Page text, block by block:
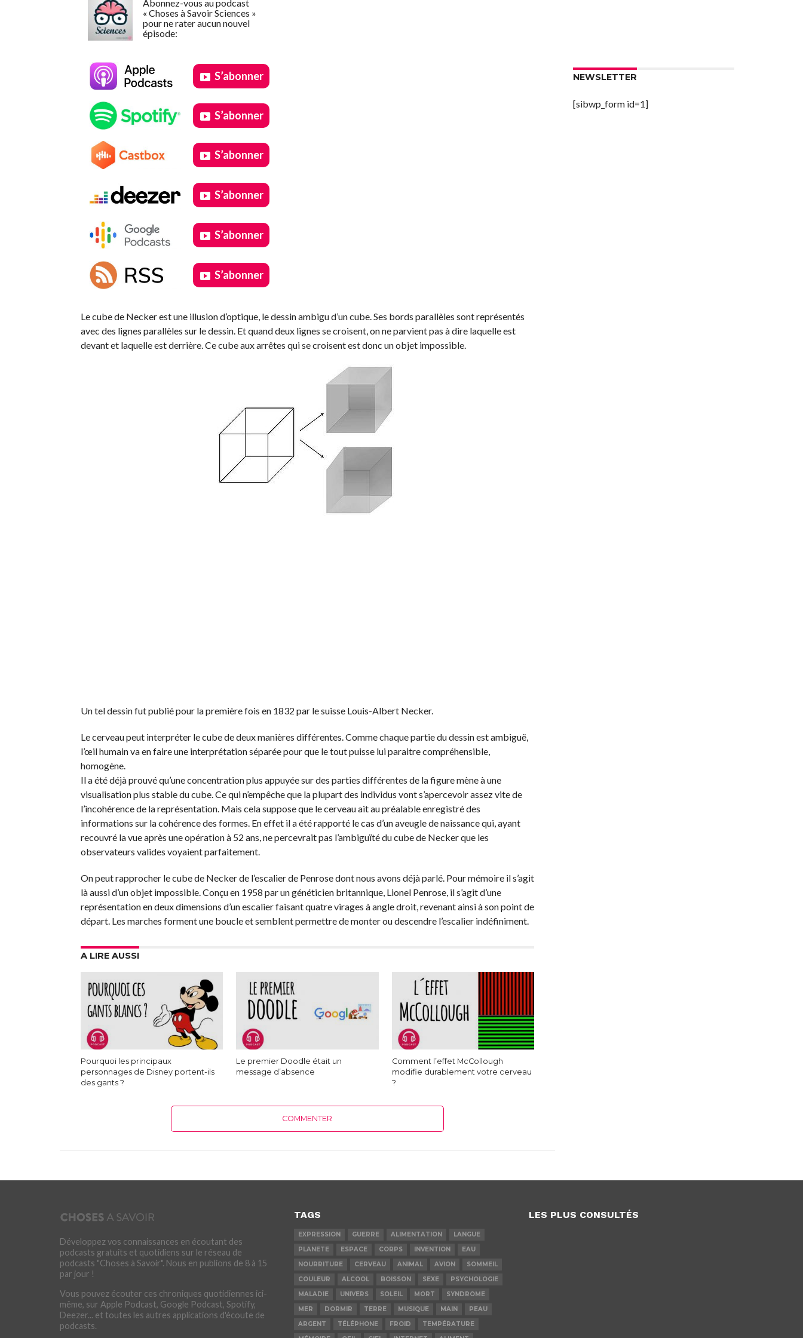
Abonnez-vous au podcast
« Choses à Savoir Sciences »
pour ne rater aucun nouvel
épisode:
S’abonner
S’abonner
S’abonner
S’abonner
S’abonner
S’abonner
Le cube de Necker est une illusion d’optique, le dessin ambigu d’un cube. Ses bords parallèles sont représentés
avec des lignes parallèles sur le dessin. Et quand deux lignes se croisent, on ne parvient pas à dire laquelle est
devant et laquelle est derrière. Ce cube aux arrêtes qui se croisent est donc un objet impossible.
Un tel dessin fut publié pour la première fois en 1832 par le suisse Louis-Albert Necker.
Le cerveau peut interpréter le cube de deux manières différentes. Comme chaque partie du dessin est ambiguë,
l’œil humain va en faire une interprétation séparée pour que le tout puisse lui paraitre compréhensible,
homogène.
Il a été déjà prouvé qu’une concentration plus appuyée sur des parties différentes de la figure mène à une
visualisation plus stable du cube. Ce qui n’empêche que la plupart des individus vont s’apercevoir assez vite de
l’incohérence de la représentation. Mais cela suppose que le cerveau ait au préalable enregistré des
informations sur la cohérence des formes. En effet il a été rapporté le cas d’un aveugle de naissance qui, ayant
recouvré la vue après une opération à 52 ans, ne percevrait pas l’ambiguïté du cube de Necker que les
observateurs valides voyaient parfaitement.
On peut rapprocher le cube de Necker de l’escalier de Penrose dont nous avons déjà parlé. Pour mémoire il s’agit
là aussi d’un objet impossible. Conçu en 1958 par un généticien britannique, Lionel Penrose, il s’agit d’une
représentation en deux dimensions d’un escalier faisant quatre virages à angle droit, revenant ainsi à son point de
départ. Les marches forment une boucle et semblent permettre de monter ou descendre l’escalier indéfiniment.
A LIRE AUSSI
Pourquoi les principaux
personnages de Disney portent-ils
des gants ?
Le premier Doodle était un
message d’absence
Comment l’effet McCollough
modifie durablement votre cerveau
?
COMMENTER
NEWSLETTER
[sibwp_form id=1]
Développez vos connaissances en écoutant des
podcasts gratuits et quotidiens sur le réseau de
podcasts "Choses à Savoir". Nous en publions de 8 à 15
par jour !
Vous pouvez écouter ces chroniques quotidiennes ici-
même, sur Apple Podcast, Google Podcast, Spotify,
Deezer... et toutes les autres applications d'écoute de
podcasts.
TAGS
EXPRESSION GUERRE ALIMENTATION
LANGUE
PLANETE
ESPACE CORPS INVENTION
EAU
NOURRITURE
CERVEAU ANIMAL AVION
SOMMEIL
COULEUR
ALCOOL BOISSON SEXE
PSYCHOLOGIE
MALADIE
UNIVERS SOLEIL MORT
SYNDROME
MER
DORMIR TERRE MUSIQUE MAIN
PEAU
ARGENT
TÉLÉPHONE FROID
TEMPÉRATURE
LES PLUS CONSULTÉS